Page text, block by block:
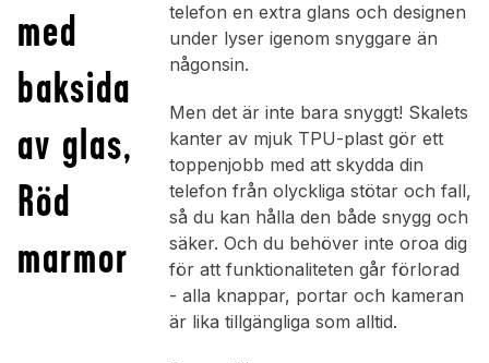
med
baksida
av glas,
Röd
marmor
telefon en extra glans och designen
under lyser igenom snyggare än
någonsin.
Men det är inte bara snyggt! Skalets
kanter av mjuk TPU-plast gör ett
toppenjobb med att skydda din
telefon från olyckliga stötar och fall,
så du kan hålla den både snygg och
säker. Och du behöver inte oroa dig
för att funktionaliteten går förlorad
- alla knappar, portar och kameran
är lika tillgängliga som alltid.